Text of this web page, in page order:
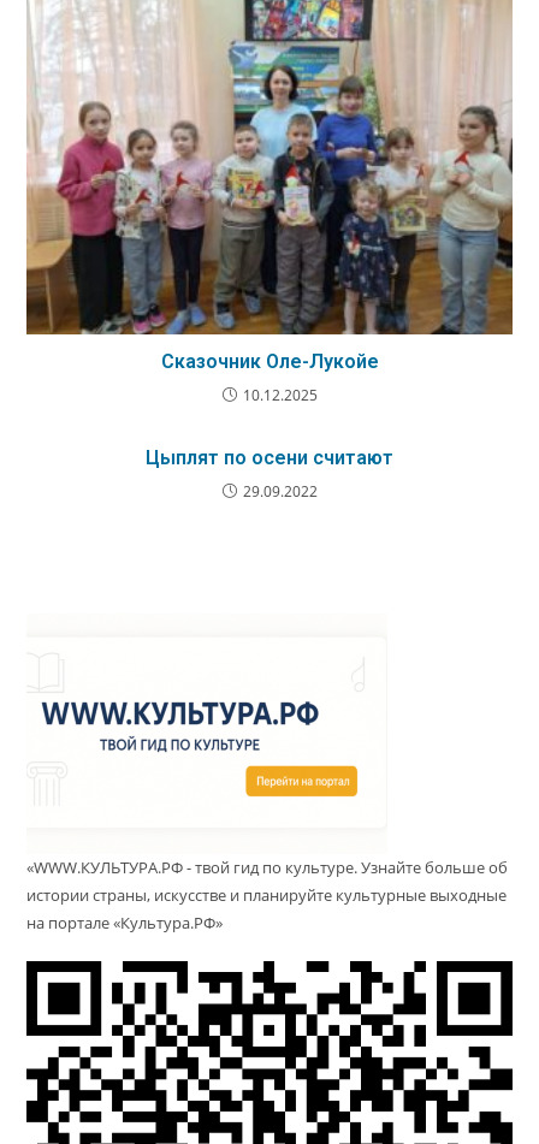
Сказочник Оле-Лукойе
10.12.2025
Цыплят по осени считают
29.09.2022
«WWW.КУЛЬТУРА.РФ - твой гид по культуре. Узнайте больше об
истории страны, искусстве и планируйте культурные выходные
на портале «Культура.РФ»